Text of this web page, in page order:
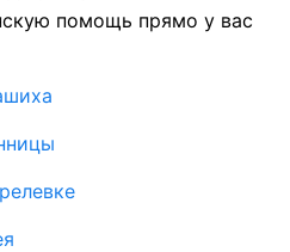
помощь прямо у вас